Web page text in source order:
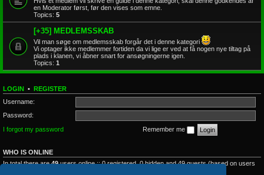
en Moderator først, før den vises som emne.
Topics: 5
[+35] MEDLEMSSKAB
Vil man søge om medlemsskab forgår det i denne kategori
Vi optager ikke medlemmer fortiden da vi lige er ved at få nogen nye tiltag på
plads i klanen, vi åbner snart for ansøgningerne igen.
Topics: 1
LOGIN • REGISTER
Username:
Password:
I forgot my password
Remember me
WHO IS ONLINE
In total there are49users online :: 0 registered, 0 hidden and 49 guests (based on users